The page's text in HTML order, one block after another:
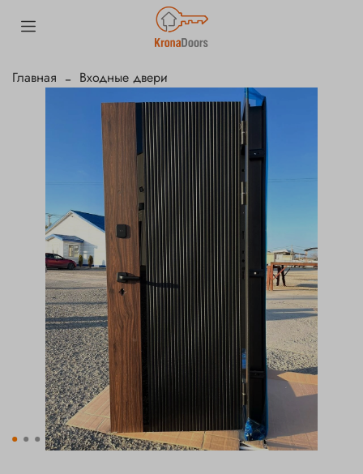
Главная Входные двери